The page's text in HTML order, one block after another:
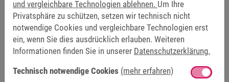
Abschicken
Friendly Captcha
Die mit * markierten Felder sind Pflichtfelder.
und vergleichbare Technologien ablehnen. Um Ihre
Privatsphäre zu schützen, setzen wir technisch nicht
notwendige Cookies und vergleichbare Technologien erst
ein, wenn Sie dies ausdrücklich erlauben. Weiteren
Informationen finden Sie in unserer Datenschutzerklärung.
Technisch notwendige Cookies (mehr erfahren)